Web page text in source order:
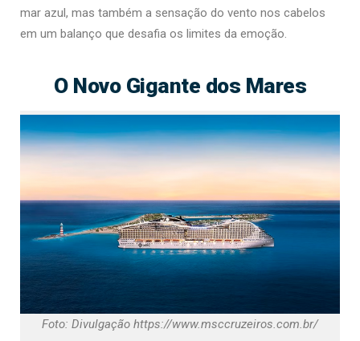
mar azul, mas também a sensação do vento nos cabelos
em um balanço que desafia os limites da emoção.
O Novo Gigante dos Mares
Foto: Divulgação https://www.msccruzeiros.com.br/